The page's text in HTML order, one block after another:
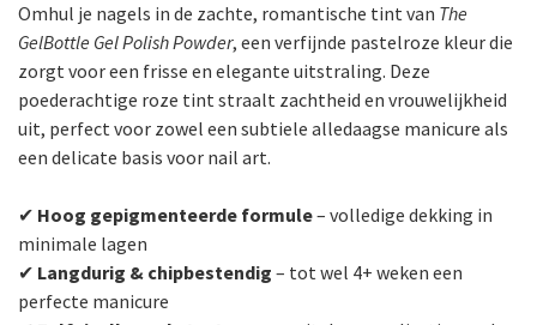
Omhul je nagels in de zachte, romantische tint van The
GelBottle Gel Polish Powder, een verfijnde pastelroze kleur die
zorgt voor een frisse en elegante uitstraling. Deze
poederachtige roze tint straalt zachtheid en vrouwelijkheid
uit, perfect voor zowel een subtiele alledaagse manicure als
een delicate basis voor nail art.
✔ Hoog gepigmenteerde formule– volledige dekking in
minimale lagen
✔ Langdurig & chipbestendig – tot wel 4+ weken een
perfecte manicure